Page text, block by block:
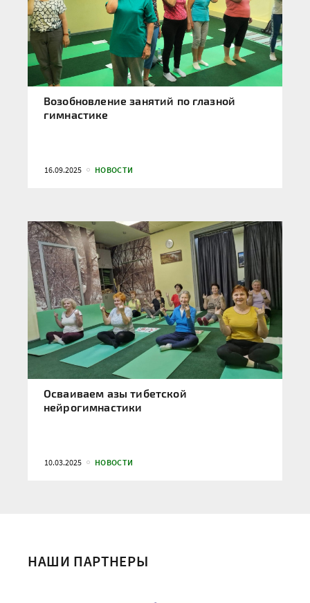
Возобновление занятий по глазной
гимнастике
16.09.2025 НОВОСТИ
Осваиваем азы тибетской
нейрогимнастики
10.03.2025 НОВОСТИ
НАШИ ПАРТНЕРЫ